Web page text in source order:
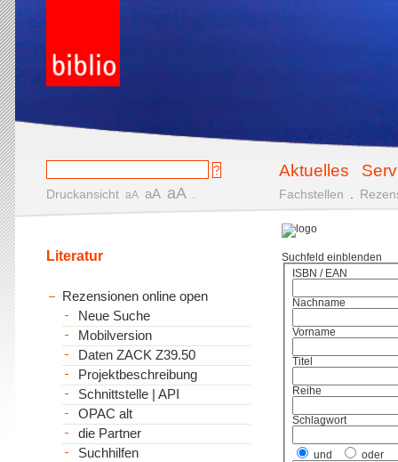
Aktuelles
Druckansicht aA aA aA Fachstellen
Suchfeld einblenden
ISBN / EAN
Nachname
Vorname
Titel
Reihe
Schlagwort
und oder
Literatur
Rezensionen online open
Neue Suche
Mobilversion
Daten ZACK Z39.50
Projektbeschreibung
Schnittstelle | API
OPAC alt
die Partner
Suchhilfen